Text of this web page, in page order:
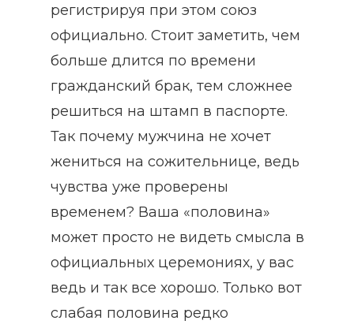
регистрируя при этом союз
официально. Стоит заметить, чем
больше длится по времени
гражданский брак, тем сложнее
решиться на штамп в паспорте.
Так почему мужчина не хочет
жениться на сожительнице, ведь
чувства уже проверены
временем? Ваша «половина»
может просто не видеть смысла в
официальных церемониях, у вас
ведь и так все хорошо. Только вот
слабая половина редко